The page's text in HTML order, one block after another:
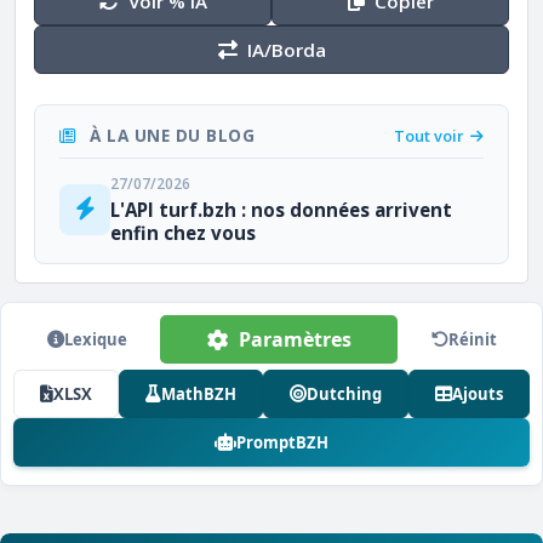
IA/Borda
À LA UNE DU BLOG Tout voir
27/07/2026
L'API turf.bzh : nos données arrivent
enfin chez vous
Lexique Paramètres Réinit
XLSX MathBZH Dutching Ajouts
PromptBZH